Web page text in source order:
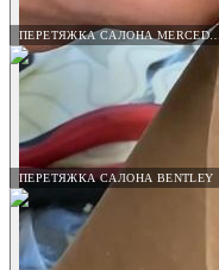
ПЕРЕТЯЖКА САЛОНА MERCEDES-BENZ
ПЕРЕТЯЖКА САЛОНА BENTLEY